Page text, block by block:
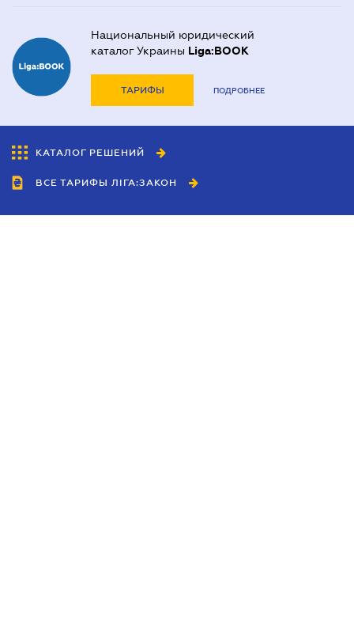
Национальный юридический
каталог Украины Liga:BOOK
ТАРИФЫ ПОДРОБНЕЕ
КАТАЛОГ РЕШЕНИЙ
ВСЕ ТАРИФЫ ЛІГА:ЗАКОН